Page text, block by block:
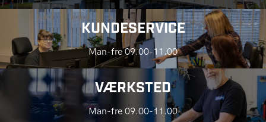
KUNDESERVICE
Man-fre 09.00-11.00
VÆRKSTED
Man-fre 09.00-11.00